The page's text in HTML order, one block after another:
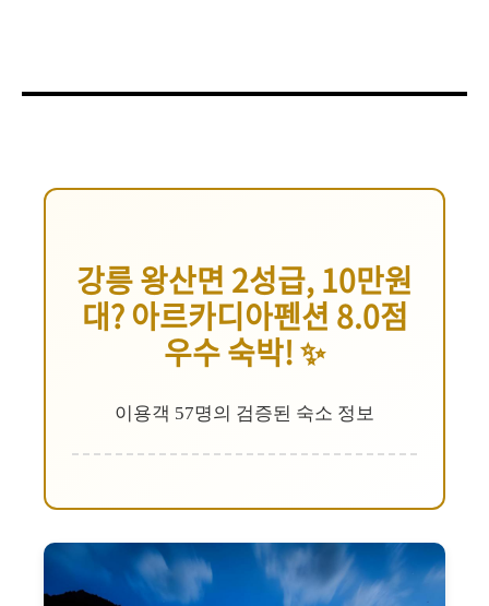
강릉 왕산면 2성급, 10만원
대? 아르카디아펜션 8.0점
우수 숙박! ✨
이용객 57명의 검증된 숙소 정보